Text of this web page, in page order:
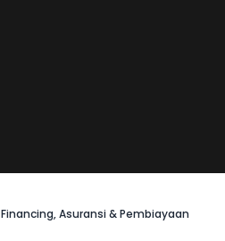
Financing, Asuransi & Pembiayaan